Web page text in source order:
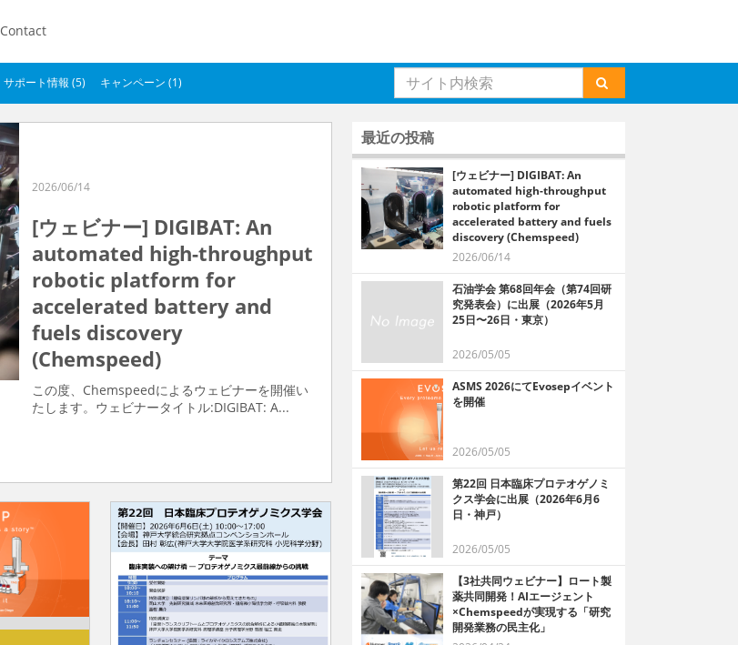
Contact
サポート情報 (5) キャンペーン (1)
2026/06/14
[ウェビナー] DIGIBAT: An
automated high-throughput
robotic platform for
accelerated battery and
fuels discovery
(Chemspeed)
この度、Chemspeedによるウェビナーを開催い
たします。ウェビナータイトル:DIGIBAT: A...
最近の投稿
[ウェビナー] DIGIBAT: An
automated high-throughput
robotic platform for
accelerated battery and fuels
discovery (Chemspeed)
2026/06/14
石油学会 第68回年会（第74回研
究発表会）に出展（2026年5月
25日〜26日・東京）
2026/05/05
ASMS 2026にてEvosepイベント
を開催
2026/05/05
第22回 日本臨床プロテオゲノミ
クス学会に出展（2026年6月6
日・神戸）
2026/05/05
【3社共同ウェビナー】ロート製
薬共同開発！AIエージェント
×Chemspeedが実現する「研究
開発業務の民主化」